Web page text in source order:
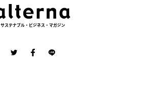
サステナブル・ビジネス・マガジン